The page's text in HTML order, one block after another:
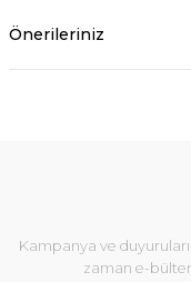
Önerileriniz
Kampanya ve
zaman e-